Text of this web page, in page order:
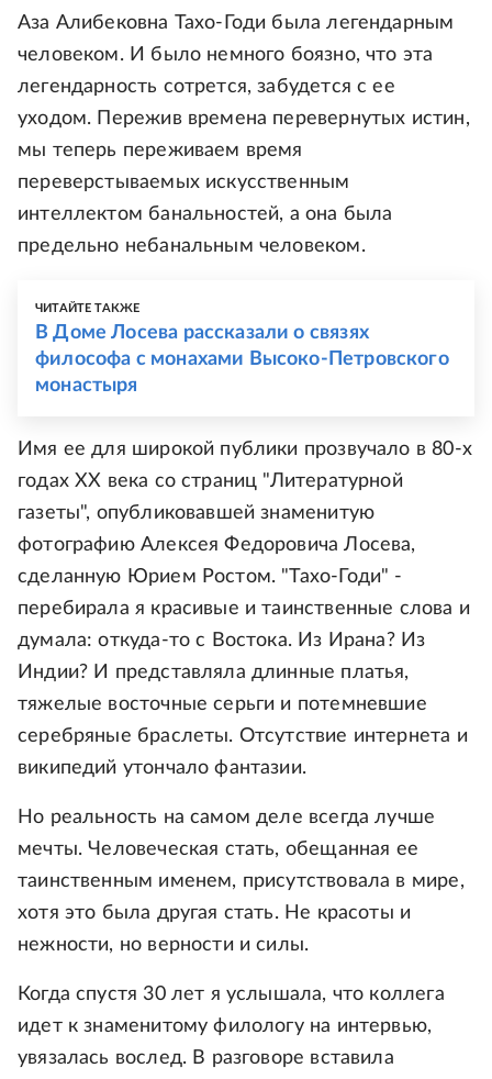
Аза Алибековна Тахо-Годи была легендарным
человеком. И было немного боязно, что эта
легендарность сотрется, забудется с ее
уходом. Пережив времена перевернутых истин,
мы теперь переживаем время
переверстываемых искусственным
интеллектом банальностей, а она была
предельно небанальным человеком.
ЧИТАЙТЕ ТАКЖЕ
В Доме Лосева рассказали о связях
философа с монахами Высоко-Петровского
монастыря
Имя ее для широкой публики прозвучало в 80-х
годах ХХ века со страниц "Литературной
газеты", опубликовавшей знаменитую
фотографию Алексея Федоровича Лосева,
сделанную Юрием Ростом. "Тахо-Годи" -
перебирала я красивые и таинственные слова и
думала: откуда-то с Востока. Из Ирана? Из
Индии? И представляла длинные платья,
тяжелые восточные серьги и потемневшие
серебряные браслеты. Отсутствие интернета и
википедий утончало фантазии.
Но реальность на самом деле всегда лучше
мечты. Человеческая стать, обещанная ее
таинственным именем, присутствовала в мире,
хотя это была другая стать. Не красоты и
нежности, но верности и силы.
Когда спустя 30 лет я услышала, что коллега
идет к знаменитому филологу на интервью,
увязалась вослед. В разговоре вставила